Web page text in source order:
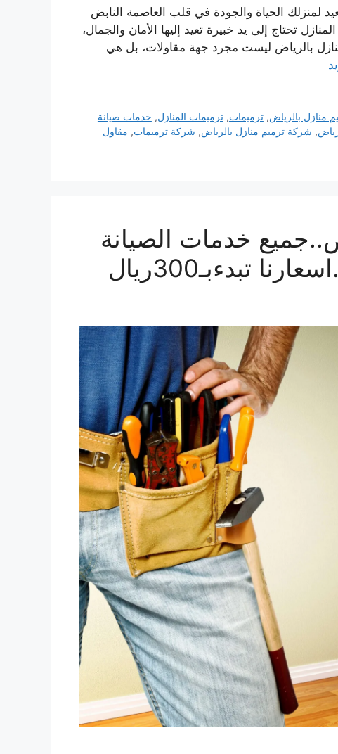
لمنزلك الحياة والجودة في قلب العاصمة النابض
تحتاج إلى يد خبيرة تعيد إليها الأمان والجمال،
بالرياض ليست مجرد جهة مقاولات، بل هي
منازل بالرياض,ترميمات,ترميمات المنازل, خدمات صيانة
, شركة ترميم منازل بالرياض, شركة ترميمات, مقاول
خدمات الصيانة
تبدءبـ300ريال